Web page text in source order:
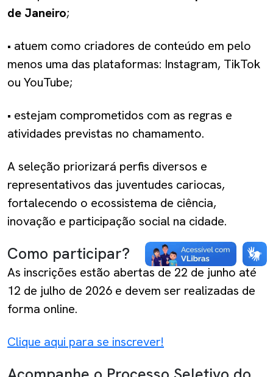
de Janeiro;
• atuem como criadores de conteúdo em pelo
menos uma das plataformas: Instagram, TikTok
ou YouTube;
• estejam comprometidos com as regras e
atividades previstas no chamamento.
A seleção priorizará perfis diversos e
representativos das juventudes cariocas,
fortalecendo o ecossistema de ciência,
inovação e participação social na cidade.
Como participar?
As inscrições estão abertas de 22 de junho até
12 de julho de 2026 e devem ser realizadas de
forma online.
Clique aqui para se inscrever!